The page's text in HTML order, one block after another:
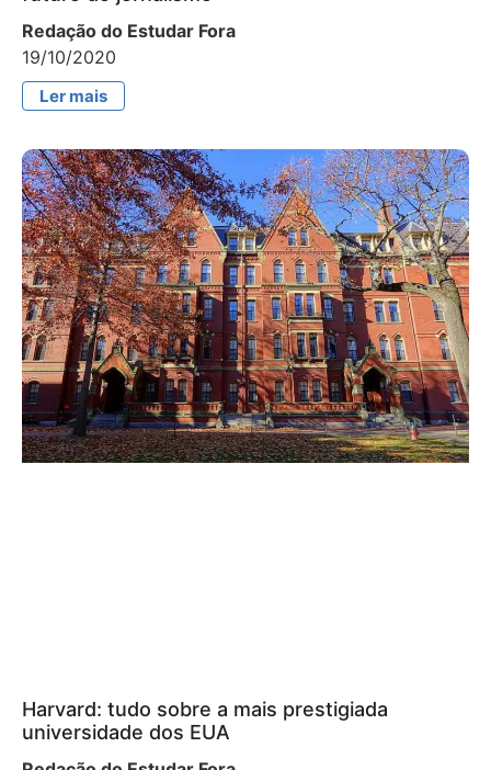
Redação do Estudar Fora
19/10/2020
Ler mais
Harvard: tudo sobre a mais prestigiada
universidade dos EUA